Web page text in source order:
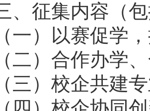
、征集内容（
（一）以赛促学
（二）合作办学
（三）校企共建